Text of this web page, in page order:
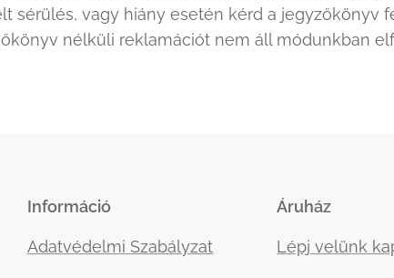
sérülés, vagy hiány esetén kérd a jegyzőkönyv
nélküli reklamációt nem áll módunkban
Információ
Adatvédelmi Szabályzat
Áruház
Lépj velünk